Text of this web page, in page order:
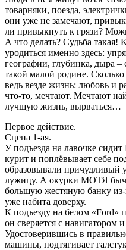
товарняки, поезда,
они уже не замечают,
ли привыкнуть к грязи?
А что делать? Судьба такая!
уродиться именно здесь:
географии, глубинка, дыра
такой малой родине.
ведь везде жизнь: любовь и
что-то, мечтают. Мечтают
лучшую жизнь, вырваться…
Первое действие.
Сцена 1-ая.
У подъезда на лавочке
курит и поплёвывает себе
образовывали причудливый
лужицу. А окурки МОТЯ
большую жестяную банку
уже набита доверху.
К подъезду на белом
он сверяется с навигатором
Удостоверившись в
машины, подтягивает